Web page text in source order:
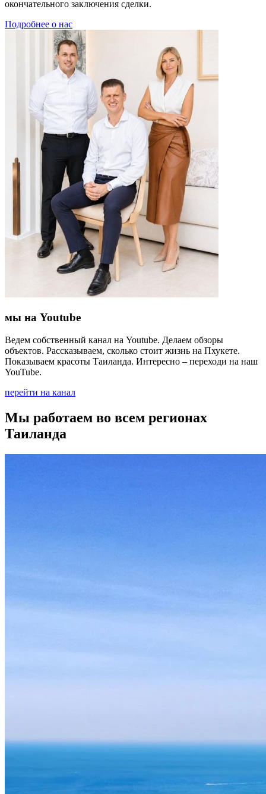
окончательного заключения сделки.
Подробнее о нас
мы на Youtube
Ведем собственный канал на Youtube. Делаем обзоры
объектов. Рассказываем, сколько стоит жизнь на Пхукете.
Показываем красоты Таиланда. Интересно – переходи на наш
YouTube.
перейти на канал
Мы работаем во всем регионах
Таиланда